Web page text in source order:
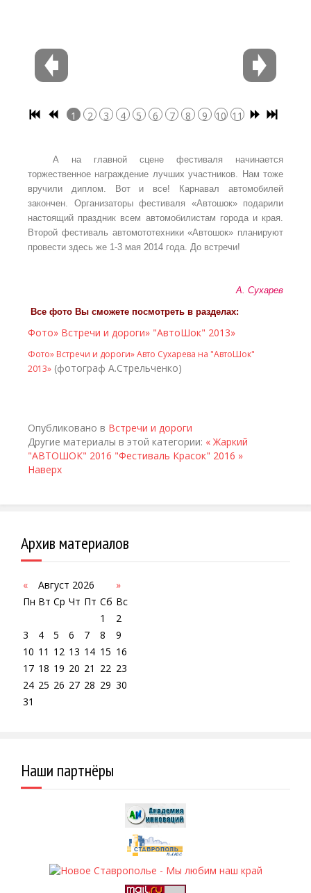
1 2 3 4 5 6 7 8 9 10 11
А на главной сцене фестиваля начинается
торжественное награждение лучших участников. Нам тоже
вручили диплом. Вот и все! Карнавал автомобилей
закончен. Организаторы фестиваля «Автошок» подарили
настоящий праздник всем автомобилистам города и края.
Второй фестиваль автомототехники «Автошок» планируют
провести здесь же 1-3 мая 2014 года. До встречи!
А. Сухарев
Все фото Вы сможете посмотреть в разделах:
Фото» Встречи и дороги» "АвтоШок" 2013»
Фото» Встречи и дороги» Авто Сухарева на "АвтоШок"
2013» (фотограф А.Стрельченко)
Опубликовано в Встречи и дороги
Другие материалы в этой категории: « Жаркий
"АВТОШОК" 2016 "Фестиваль Красок" 2016 »
Наверх
Архив материалов
« Август 2026
»
Пн Вт Ср Чт Пт Сб Вс
1
2
3
4 5 6 7 8
9
10 11 12 13 14 15 16
17 18 19 20 21 22 23
24 25 26 27 28 29 30
31
Наши партнёры